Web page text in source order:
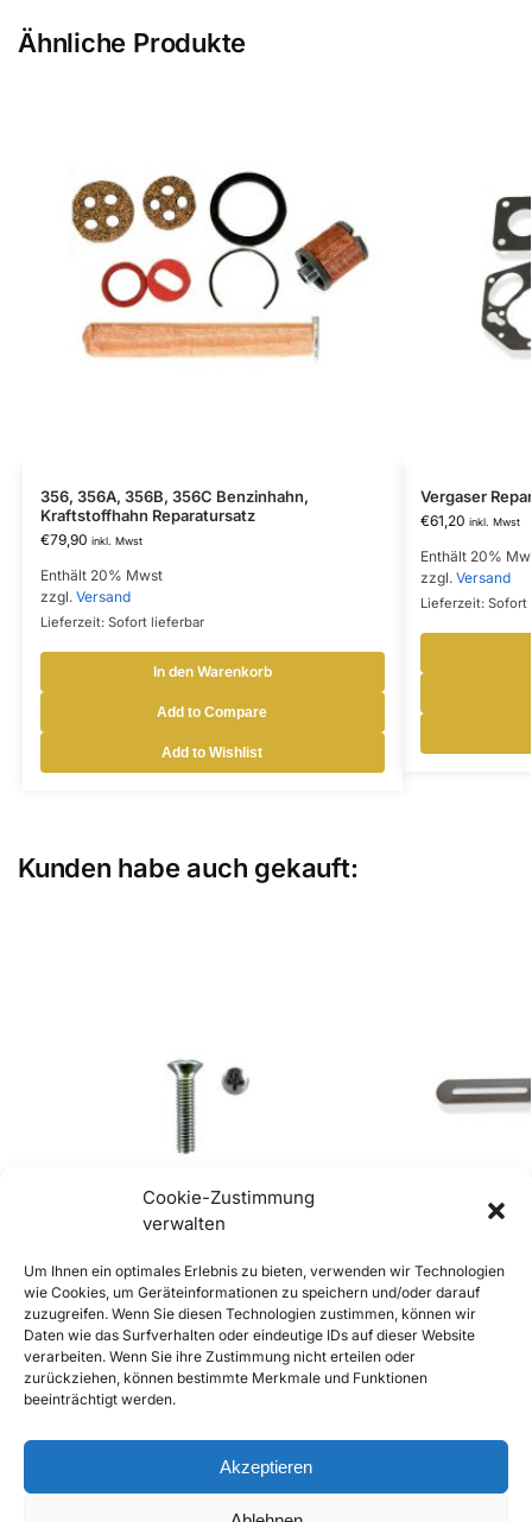
Cookie-Zustimmung
verwalten
Um Ihnen ein optimales Erlebnis zu bieten, verwenden wir Technologien
wie Cookies, um Geräteinformationen zu speichern und/oder darauf
zuzugreifen. Wenn Sie diesen Technologien zustimmen, können wir
Daten wie das Surfverhalten oder eindeutige IDs auf dieser Website
verarbeiten. Wenn Sie ihre Zustimmung nicht erteilen oder
zurückziehen, können bestimmte Merkmale und Funktionen
beeinträchtigt werden.
Akzeptieren
Ähnliche Produkte
356, 356A, 356B, 356C Benzinhahn,
Kraftstoffhahn Reparatursatz
€79,90 inkl. Mwst
Enthält 20% Mwst
zzgl. Versand
Lieferzeit: Sofort lieferbar
In den Warenkorb
Add to Compare
Add to Wishlist
Vergaser
€61,20 inkl. Mwst
Enthält 20%
zzgl. Versand
Lieferzeit: Sofort
Kunden habe auch gekauft:
356 B/C Schraube Kennzeichenleuchte
€1,90
Enthält 20% Mwst
zzgl.Versand
In den Warenkorb
Add to Compare
356 Halterung
€29,90
Enthält 20%